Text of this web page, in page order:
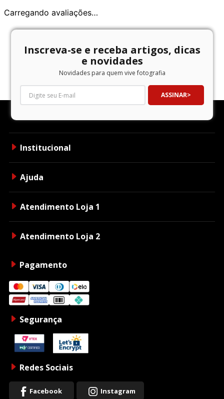
Carregando avaliações…
Inscreva-se e receba artigos, dicas
e novidades
Novidades para quem vive fotografia
ASSINAR
Institucional
Ajuda
Atendimento Loja 1
Atendimento Loja 2
Pagamento
Segurança
Redes Sociais
Facebook Instagram